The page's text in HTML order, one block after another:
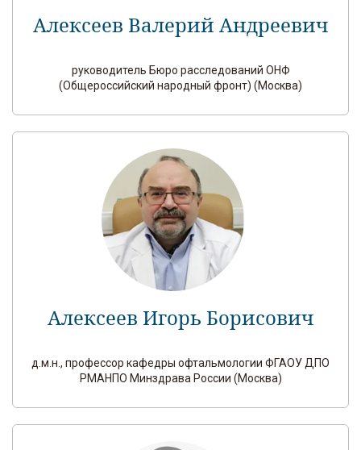
Алексеев Валерий Андреевич
руководитель Бюро расследований ОНФ
(Общероссийский народный фронт) (Москва)
Алексеев Игорь Борисович
д.м.н., профессор кафедры офтальмологии ФГАОУ ДПО
РМАНПО Минздрава России (Москва)